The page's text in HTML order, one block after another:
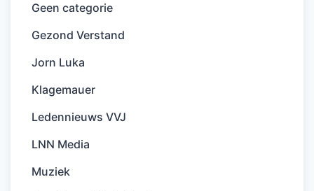
Geen categorie
Gezond Verstand
Jorn Luka
Klagemauer
Ledennieuws VVJ
LNN Media
Muziek